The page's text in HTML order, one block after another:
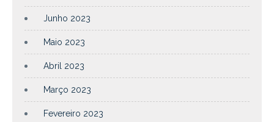
Junho 2023
Maio 2023
Abril 2023
Março 2023
Fevereiro 2023